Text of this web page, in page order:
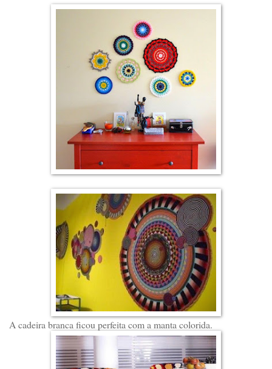
A cadeira branca ficou perfeita com a manta colorida.